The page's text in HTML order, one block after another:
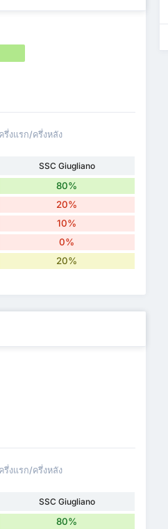
ครึ่งแรก/ครึ่งหลัง
SSC Giugliano
80%
20%
10%
0%
20%
ครึ่งแรก/ครึ่งหลัง
SSC Giugliano
80%